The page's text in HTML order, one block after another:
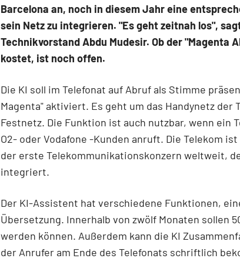
Barcelona an, noch in diesem Jahr eine
sein Netz zu integrieren. "Es geht zeitnah los",
Technikvorstand Abdu Mudesir. Ob der "Magenta
kostet, ist noch offen.
Die KI soll im Telefonat auf Abruf als Stimme
Magenta" aktiviert. Es geht um das Handynetz der
Festnetz. Die Funktion ist auch nutzbar, wenn ein
O2- oder Vodafone -Kunden anruft. Die Telekom
der erste Telekommunikationskonzern weltweit,
integriert.
Der KI-Assistent hat verschiedene Funktionen,
Übersetzung. Innerhalb von zwölf Monaten sollen
werden können. Außerdem kann die KI
der Anrufer am Ende des Telefonats schriftlich